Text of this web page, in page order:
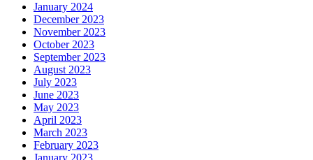
January 2024
December 2023
November 2023
October 2023
September 2023
August 2023
July 2023
June 2023
May 2023
April 2023
March 2023
February 2023
January 2023